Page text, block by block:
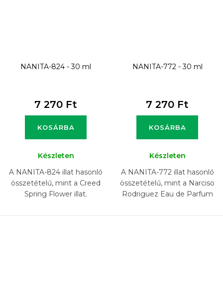
NANITA-824 - 30 ml
7 270 Ft
KOSÁRBA
Készleten
A NANITA-824 illat hasonló
összetételű, mint a Creed
Spring Flower illat.
NANITA-772 - 30 ml
7 270 Ft
KOSÁRBA
Készleten
A NANITA-772 illat hasonló
összetételű, mint a Narciso
Rodriguez Eau de Parfum